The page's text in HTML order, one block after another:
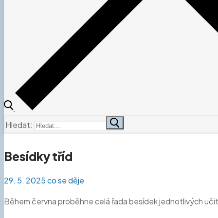
Hledat:
Besídky tříd
29. 5. 2025co se děje
Během června proběhne celá řada besídek jednotlivých